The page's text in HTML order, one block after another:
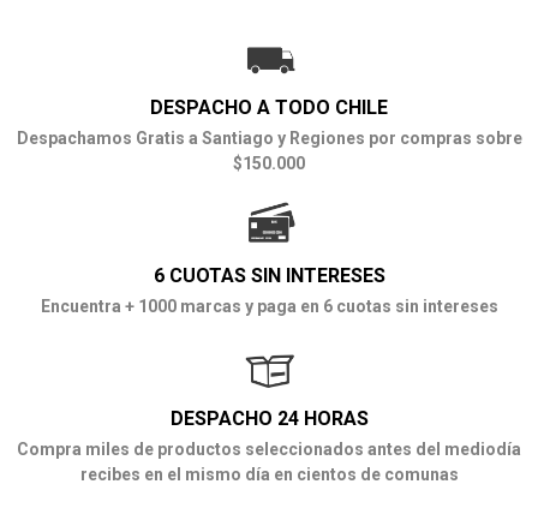
DESPACHO A TODO CHILE
Despachamos Gratis a Santiago y Regiones por compras sobre
$150.000
6 CUOTAS SIN INTERESES
Encuentra + 1000 marcas y paga en 6 cuotas sin intereses
DESPACHO 24 HORAS
Compra miles de productos seleccionados antes del mediodía
recibes en el mismo día en cientos de comunas